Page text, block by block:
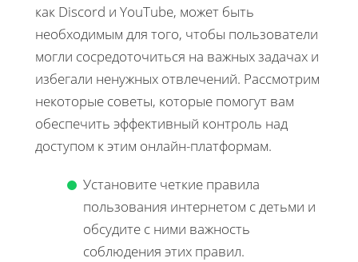
как Discord и YouTube, может быть
необходимым для того, чтобы пользователи
могли сосредоточиться на важных задачах и
избегали ненужных отвлечений. Рассмотрим
некоторые советы, которые помогут вам
обеспечить эффективный контроль над
доступом к этим онлайн-платформам.
Установите четкие правила
пользования интернетом с детьми и
обсудите с ними важность
соблюдения этих правил.